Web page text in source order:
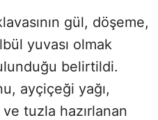
gül, döşeme,
yuvası olmak
belirtildi.
ayçiçeği yağı,
tuzla hazırlanan